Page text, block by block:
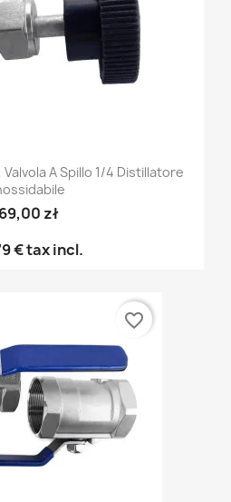
A Spillo 1/4 Distillatore
69,00 zł
€tax incl.
favorite_border